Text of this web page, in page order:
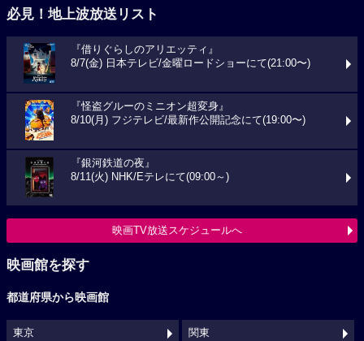
必見！地上波放送リスト
『借りぐらしのアリエッティ』
8/7(金) 日本テレビ/金曜ロードショーにて(21:00〜)
『怪盗グルーのミニオン超変身』
8/10(月) フジテレビ/最新作公開記念にて(19:00〜)
『銀河鉄道の夜』
8/11(火) NHK/Eテレにて(09:00～)
映画TV放送スケジュールへ
映画館を探す
都道府県から映画館
東京 関東